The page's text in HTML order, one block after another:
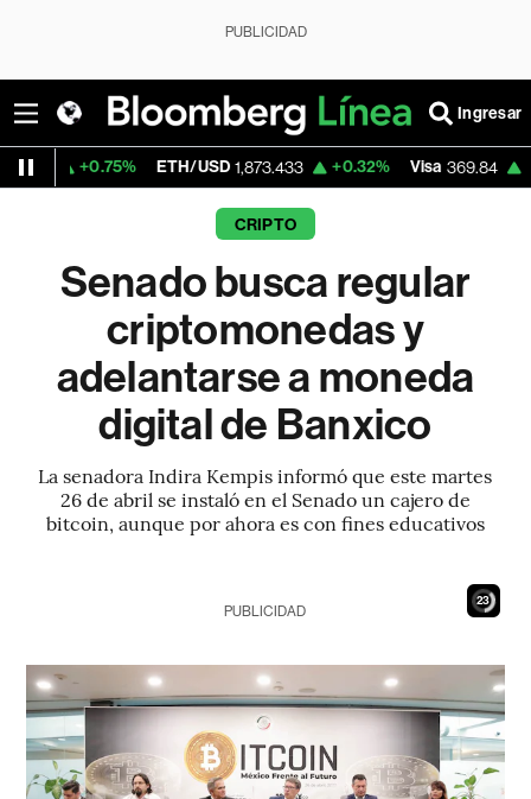
PUBLICIDAD
Ingresar
ETH/USD 1,873.433 +0.32% Visa 369.84 +1.14%
CRIPTO
Senado busca regular
criptomonedas y
adelantarse a moneda
digital de Banxico
La senadora Indira Kempis informó que este martes
26 de abril se instaló en el Senado un cajero de
bitcoin, aunque por ahora es con fines educativos
21
PUBLICIDAD